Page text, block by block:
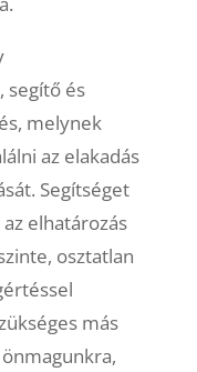
segítő és
melynek
az elakadás
Segítséget
elhatározás
osztatlan
más